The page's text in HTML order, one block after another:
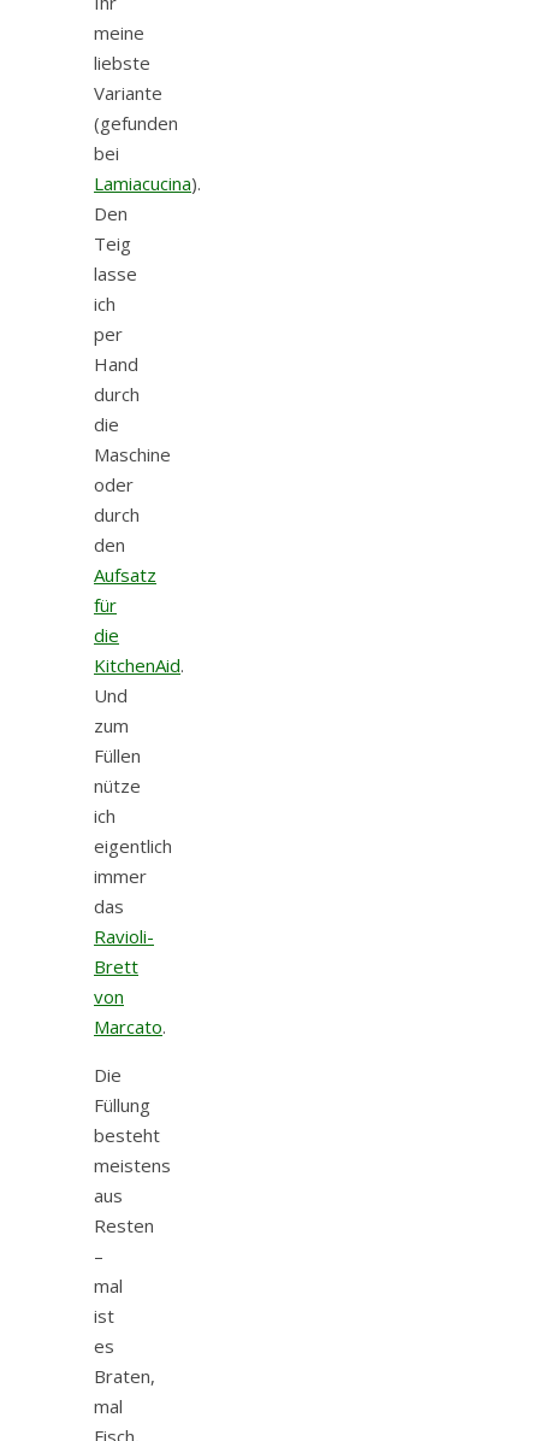
meine
liebste
Variante
(gefunden
bei
Lamiacucina).
Den
Teig
lasse
ich
per
Hand
durch
die
Maschine
oder
durch
den
Aufsatz
für
die
KitchenAid.
Und
zum
Füllen
nütze
ich
eigentlich
immer
das
Ravioli-
Brett
von
Marcato.
Die
Füllung
besteht
meistens
aus
Resten
–
mal
ist
es
Braten,
mal
Fisch,